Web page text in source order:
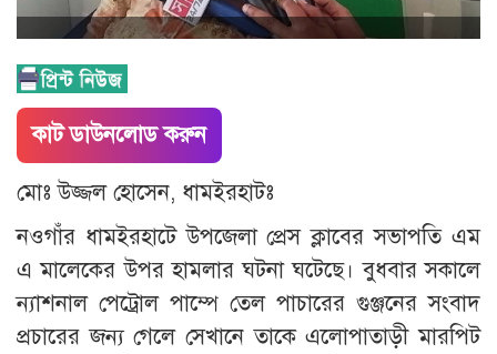
কাট ডাউনলোড করুন
মোঃ উজ্জল হোসেন, ধামইরহাটঃ
নওগাঁর ধামইরহাটে উপজেলা প্রেস ক্লাবের সভাপতি এম
এ মালেকের উপর হামলার ঘটনা ঘটেছে। বুধবার সকালে
ন্যাশনাল পেট্রোল পাম্পে তেল পাচারের গুঞ্জনের সংবাদ
প্রচারের জন্য গেলে সেখানে তাকে এলোপাতাড়ী মারপিট